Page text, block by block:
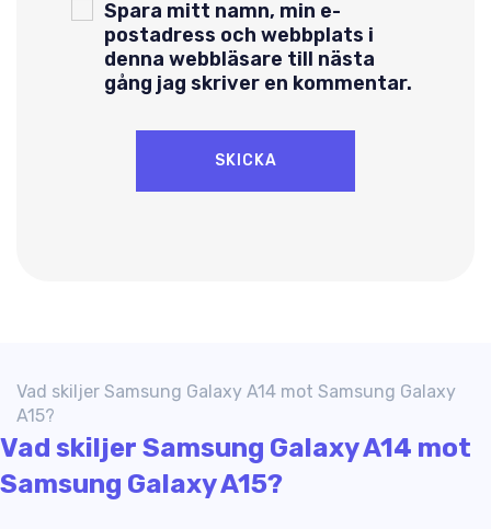
Spara mitt namn, min e-
postadress och webbplats i
denna webbläsare till nästa
gång jag skriver en kommentar.
Vad skiljer Samsung Galaxy A14 mot Samsung Galaxy
A15?
Vad skiljer Samsung Galaxy A14 mot
Samsung Galaxy A15?